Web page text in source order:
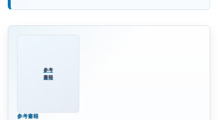
参考
書籍
参考書籍